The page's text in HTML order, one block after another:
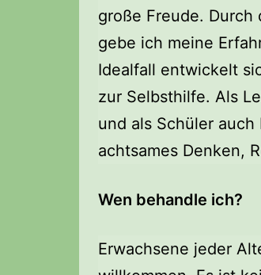
große Freude. Durch
gebe ich meine
Idealfall entwickelt
zur Selbsthilfe. Als
und als Schüler
achtsames Denken,
Wen behandle ich?
Erwachsene jeder